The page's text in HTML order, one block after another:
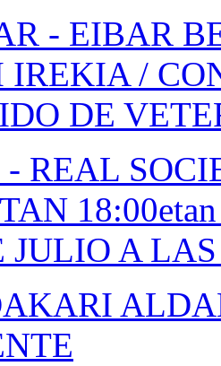
- EIBAR
/
DE
REAL
JULIO A